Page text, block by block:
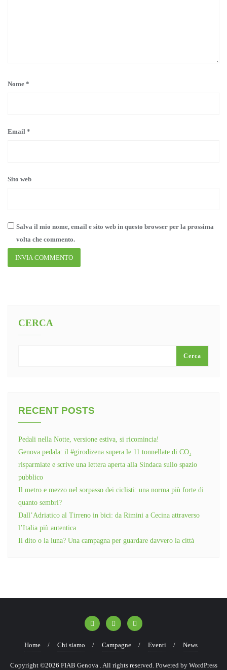
Nome *
Email *
Sito web
Salva il mio nome, email e sito web in questo browser per la prossima
volta che commento.
CERCA
Cerca
RECENT POSTS
Pedali nella Notte, versione estiva, si ricomincia!
Genova pedala: il #girodizena supera le 11 tonnellate di CO₂
risparmiate e scrive una lettera aperta alla Sindaca sullo spazio
pubblico
Il metro e mezzo nel sorpasso dei ciclisti: una norma più forte di
quanto sembri?
Dall’Adriatico al Tirreno in bici: da Rimini a Cecina attraverso
l’Italia più autentica
Il dito o la luna? Una campagna per guardare davvero la città
Home Chi siamo Campagne Eventi News
Copyright ©2026 FIAB Genova . All rights reserved. Powered by WordPress